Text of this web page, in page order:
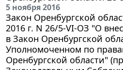
5 ноября 2016
Закон Оренбургской
2016 г. N 26/5-VI-ОЗ "О
в Закон Оренбургской
Уполномоченном по
Оренбургской области"